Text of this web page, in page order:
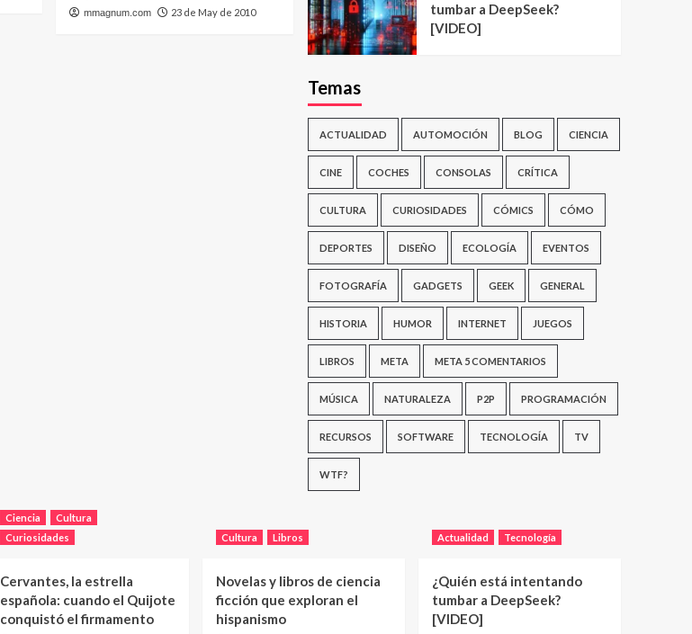
mmagnum.com 23 de May de 2010
tumbar a DeepSeek?
[VIDEO]
Temas
ACTUALIDAD AUTOMOCIÓN BLOG CIENCIA
CINE COCHES CONSOLAS CRÍTICA
CULTURA CURIOSIDADES CÓMICS CÓMO
DEPORTES DISEÑO ECOLOGÍA EVENTOS
FOTOGRAFÍA GADGETS GEEK GENERAL
HISTORIA HUMOR INTERNET JUEGOS
LIBROS META META 5 COMENTARIOS
MÚSICA NATURALEZA P2P PROGRAMACIÓN
RECURSOS SOFTWARE TECNOLOGÍA TV
WTF?
Ciencia
Cultura
Curiosidades
Cervantes, la estrella
española: cuando el Quijote
conquistó el firmamento
Cultura Libros
Novelas y libros de ciencia
ficción que exploran el
hispanismo
Actualidad Tecnología
¿Quién está intentando
tumbar a DeepSeek?
[VIDEO]